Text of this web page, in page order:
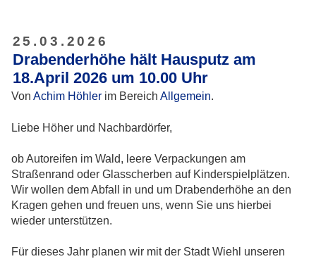
25.03.2026
Drabenderhöhe hält Hausputz am
18.April 2026 um 10.00 Uhr
Von Achim Höhler im Bereich Allgemein.
Liebe Höher und Nachbardörfer,
ob Autoreifen im Wald, leere Verpackungen am
Straßenrand oder Glasscherben auf Kinderspielplätzen.
Wir wollen dem Abfall in und um Drabenderhöhe an den
Kragen gehen und freuen uns, wenn Sie uns hierbei
wieder unterstützen.
Für dieses Jahr planen wir mit der Stadt Wiehl unseren